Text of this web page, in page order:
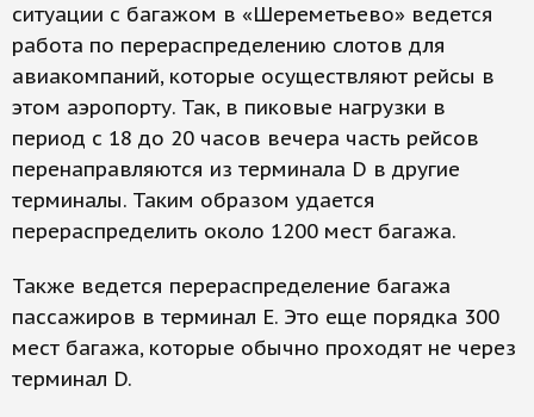
ситуации с багажом в «Шереметьево» ведется
работа по перераспределению слотов для
авиакомпаний, которые осуществляют рейсы в
этом аэропорту. Так, в пиковые нагрузки в
период с 18 до 20 часов вечера часть рейсов
перенаправляются из терминала D в другие
терминалы. Таким образом удается
перераспределить около 1200 мест багажа.
Также ведется перераспределение багажа
пассажиров в терминал E. Это еще порядка 300
мест багажа, которые обычно проходят не через
терминал D.